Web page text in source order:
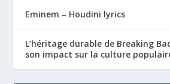
Eminem – Houdini lyrics
L’héritage durable de Breaking
son impact sur la culture